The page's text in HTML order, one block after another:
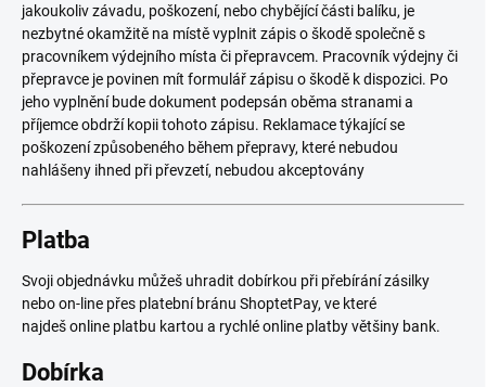
jakoukoliv závadu, poškození, nebo chybějící části balíku, je
nezbytné okamžitě na místě vyplnit zápis o škodě společně s
pracovníkem výdejního místa či přepravcem. Pracovník výdejny či
přepravce je povinen mít formulář zápisu o škodě k dispozici. Po
jeho vyplnění bude dokument podepsán oběma stranami a
příjemce obdrží kopii tohoto zápisu. Reklamace týkající se
poškození způsobeného během přepravy, které nebudou
nahlášeny ihned při převzetí, nebudou akceptovány
Platba
Svoji objednávku můžeš uhradit dobírkou při přebírání zásilky
nebo on-line přes platební bránu ShoptetPay, ve které
najdeš online platbu kartou a rychlé online platby většiny bank.
Dobírka